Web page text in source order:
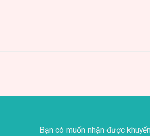
Bạn có muốn nhận được